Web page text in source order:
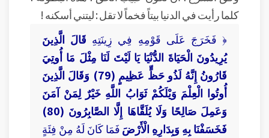
كلما رأيت في الدنيا بيتاً فخماً لا تقل : ليتني أسكنه !
﴿ فَخَرَجَ عَلَى قَوْمِهِ فِي زِينَتِهِ قَالَ الَّذِينَ
يُرِيدُونَ الْحَيَاةَ الدُّنْيَا يَا لَيْتَ لَنَا مِثْلَ مَا أُوتِيَ
قَارُونُ إِنَّهُ لَذُو حَظٍّ عَظِيمٍ (79) وَقَالَ الَّذِينَ
أُوتُوا الْعِلْمَ وَيْلَكُمْ ثَوَابُ اللَّهِ خَيْرٌ لِمَنْ آمَنَ
وَعَمِلَ صَالِحًا وَلَا يُلَقَّاهَا إِلَّا الصَّابِرُونَ (80)
فَخَسَفْنَا بِهِ وَبِدَارِهِ الْأَرْضَفَمَا كَانَ لَهُ مِنْ فِئَةٍ